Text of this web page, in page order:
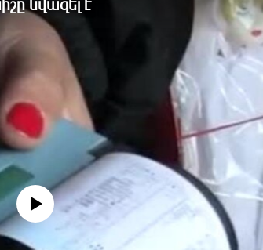
currently available